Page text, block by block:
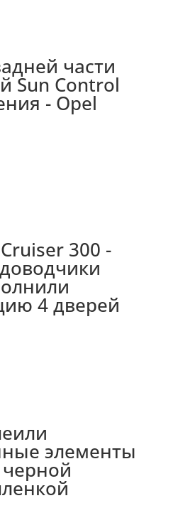
части
Sun Control
- Opel
300 -
4 дверей
элементы
черной